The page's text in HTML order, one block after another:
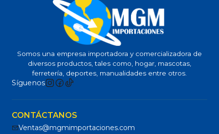
Somos una empresa importadora y comercializadora de
diversos productos, tales como, hogar, mascotas,
ferretería, deportes, manualidades entre otros.
Síguenos
CONTÁCTANOS
Ventas@mgmimportaciones.com